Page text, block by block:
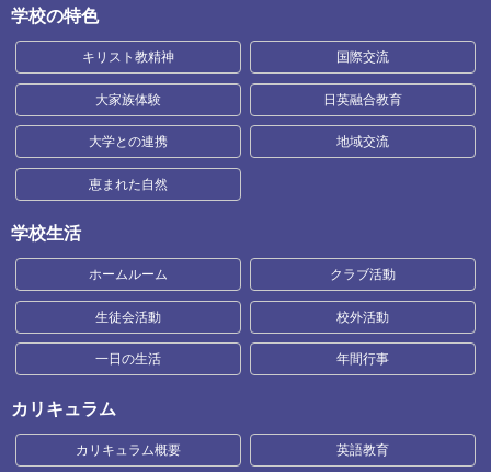
学校の特色
キリスト教精神 国際交流
大家族体験 日英融合教育
大学との連携 地域交流
恵まれた自然
学校生活
ホームルーム クラブ活動
生徒会活動 校外活動
一日の生活 年間行事
カリキュラム
カリキュラム概要 英語教育